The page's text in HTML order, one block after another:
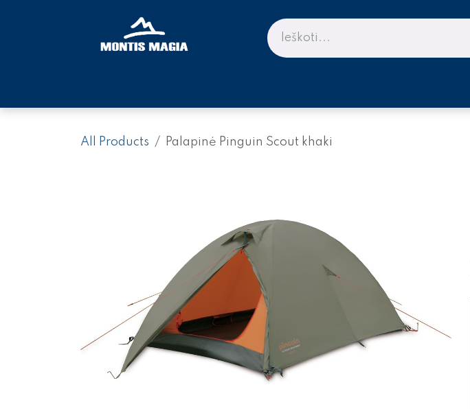
All Products Palapinė Pinguin Scout khaki